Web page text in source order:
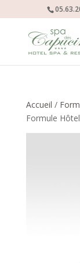
Accueil /
Formule